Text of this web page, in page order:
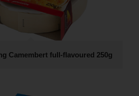
Camembert full-flavoured 250g